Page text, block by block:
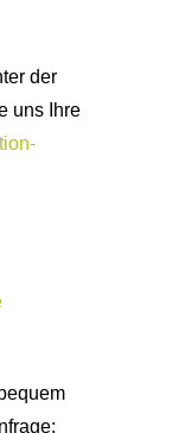
der
uns Ihre